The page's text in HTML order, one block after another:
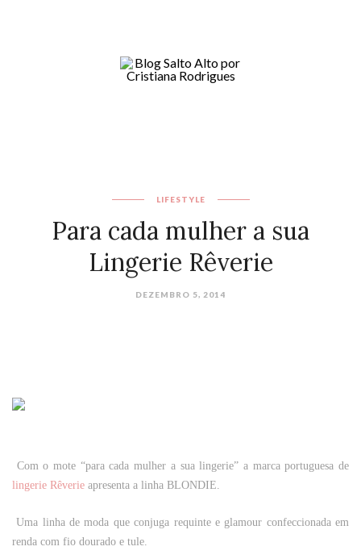
LIFESTYLE
Para cada mulher a sua
Lingerie Rêverie
DEZEMBRO 5, 2014
Com o mote “para cada mulher a sua lingerie” a marca portuguesa de
lingerie Rêverie apresenta a linha BLONDIE.
Uma linha de moda que conjuga requinte e glamour confeccionada em
renda com fio dourado e tule.